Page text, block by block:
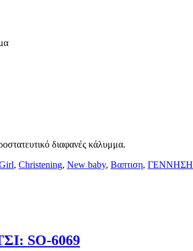
διαφανές κάλυμμα.
, Christening, New baby, Βαπτιση, ΓΕΝΝΗΣΗ
SO-6069